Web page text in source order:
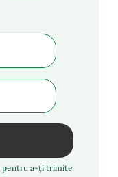
pentru a-ți trimite